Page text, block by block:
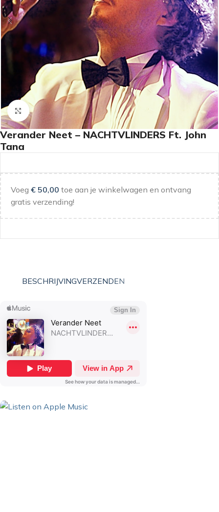
Klik om te vergroten
Verander Neet – NACHTVLINDERS Ft. John
Tana
Voeg € 50,00 toe aan je winkelwagen en ontvang
gratis verzending!
BESCHRIJVINGVERZENDEN